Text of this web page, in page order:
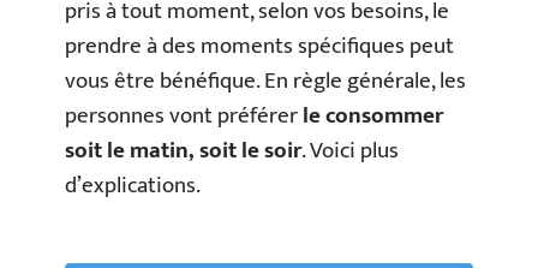
pris à tout moment, selon vos besoins, le
prendre à des moments spécifiques peut
vous être bénéfique. En règle générale, les
personnes vont préférerle consommer
soit le matin, soit le soir. Voici plus
d’explications.